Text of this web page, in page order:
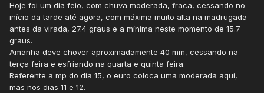
Hoje foi um dia feio, com chuva moderada, fraca, cessando no
início da tarde até agora, com máxima muito alta na madrugada
antes da virada, 27.4 graus e a mínima neste momento de 15.7
graus.
Amanhã deve chover aproximadamente 40 mm, cessando na
terça feira e esfriando na quarta e quinta feira.
Referente a mp do dia 15, o euro coloca uma moderada aqui,
mas nos dias 11 e 12.